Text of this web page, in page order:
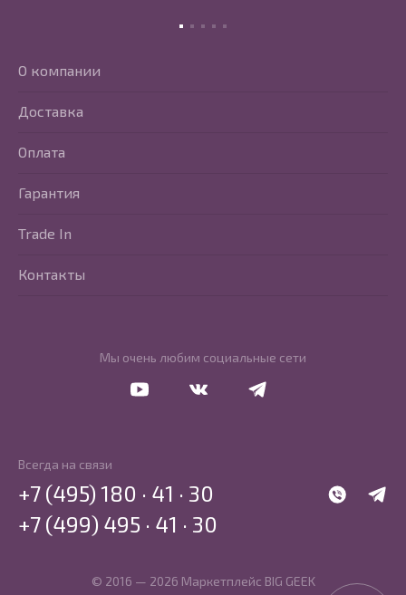
Мы очень любим социальные сети
О компании
Доставка
Оплата
Гарантия
Trade In
Контакты
Всегда на связи
WhatsApp
+7 (495) 180 · 41 · 30
+7 (499) 495 · 41 · 30
© 2016 — 2026 Маркетплейс BIG GEEK